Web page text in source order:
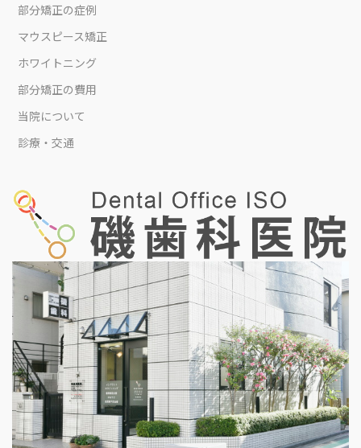
部分矯正の症例
マウスピース矯正
ホワイトニング
部分矯正の費用
当院について
診療・交通